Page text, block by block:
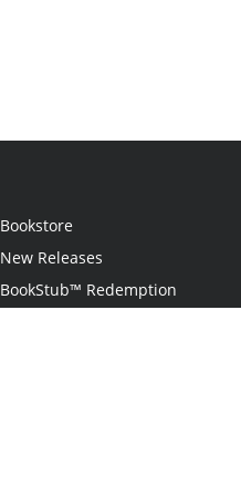
Bookstore
New Releases
BookStub™ Redemption